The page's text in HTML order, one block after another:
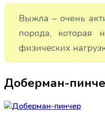
Выжла – очень
порода, которая
физических
Доберман-